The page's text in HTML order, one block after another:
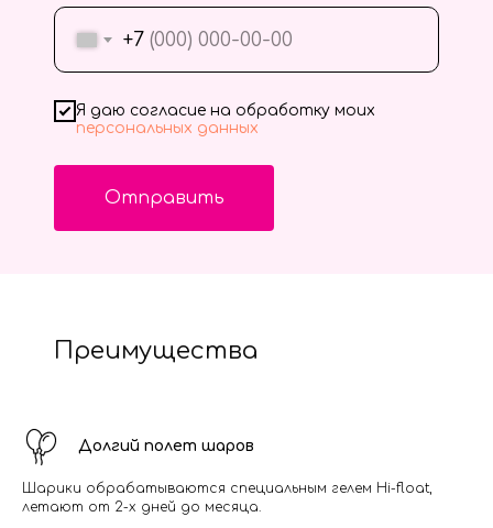
+7
Я даю согласие на обработку моих
персональных данных
Отправить
Преимущества
Долгий полет шаров
Шарики обрабатываются специальным гелем Hi-float,
летают от 2-х дней до месяца.